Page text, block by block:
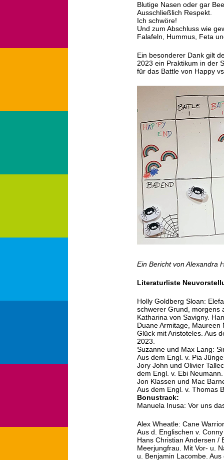
Blutige Nasen oder gar
Ausschließlich Respekt.
Ich schwöre!
Und zum Abschluss wie
Falafeln, Hummus, Feta
Ein besonderer Dank gilt
2023 ein Praktikum in der
für das Battle von Happy
Ein Bericht von Alexandra
Literaturliste
Holly Goldberg Sloan:
schwerer Grund, morgens
Katharina von Savigny.
Duane Armitage,
Glück mit Aristoteles. Aus
2023.
Suzanne und Max Lang:
Aus dem Engl. v. Pia
Jory John und Olivier
dem Engl. v. Ebi
Jon Klassen und Mac
Aus dem Engl. v. Thomas
Bonustrack:
Manuela Inusa: Vor uns
Alex Wheatle: Cane
Aus d. Englischen v.
Hans Christian Andersen /
Meerjungfrau. Mit Vor- u.
u. Benjamin Lacombe.